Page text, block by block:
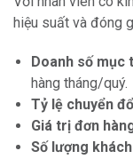
hiệu suất và đóng
Doanh số mục
hàng tháng/quý.
Tỷ lệ chuyển
Giá trị đơn
Số lượng